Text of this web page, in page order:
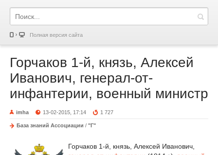
Полная версия сайта
Горчаков 1-й, князь, Алексей
Иванович, генерал-от-
инфантерии, военный министр
imha 13-02-2015, 17:14 1 727
База знаний Ассоциации / "Г"
Горчаков 1-й, князь, Алексей Иванович,